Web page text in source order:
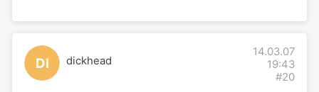
DI dickhead
14.03.07
19:43
#20